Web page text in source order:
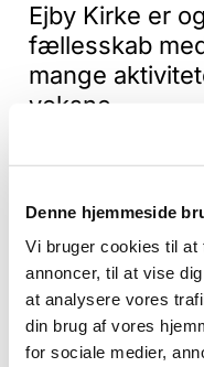
Denne hjemmeside
Vi bruger cookies til at
annoncer, til at vise
at analysere vores
din brug af vores
for sociale medier,
Ejby Kirke er
fællesskab
mange
voksne.